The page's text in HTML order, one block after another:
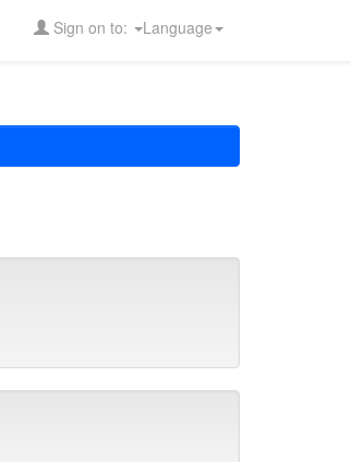
Language
Sign on to: